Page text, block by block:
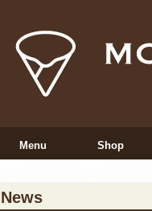
Menu Shop
News